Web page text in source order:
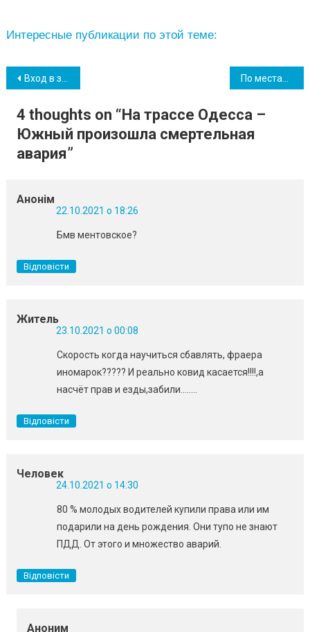
Интересные публикации по этой теме:
Навігація
записів
Вход в здание Южненского горсовета будет запрещен для невакцинированных
4 thoughts on “На трассе Одесса –
Южный произошла смертельная
авария”
Анонім
22.10.2021 о 18:26
Бмв ментовское?
Відповісти
Житель
23.10.2021 о 00:08
Скорость когда научиться сбавлять, фраера
иномарок????? И реально ковид касается!!!!,а
насчёт прав и езды,забили……..
Відповісти
Человек
24.10.2021 о 14:30
80 % молодых водителей купили права или им
подарили на день рождения. Они тупо не знают
ПДД. От этого и множество аварий.
Відповісти
Аноним